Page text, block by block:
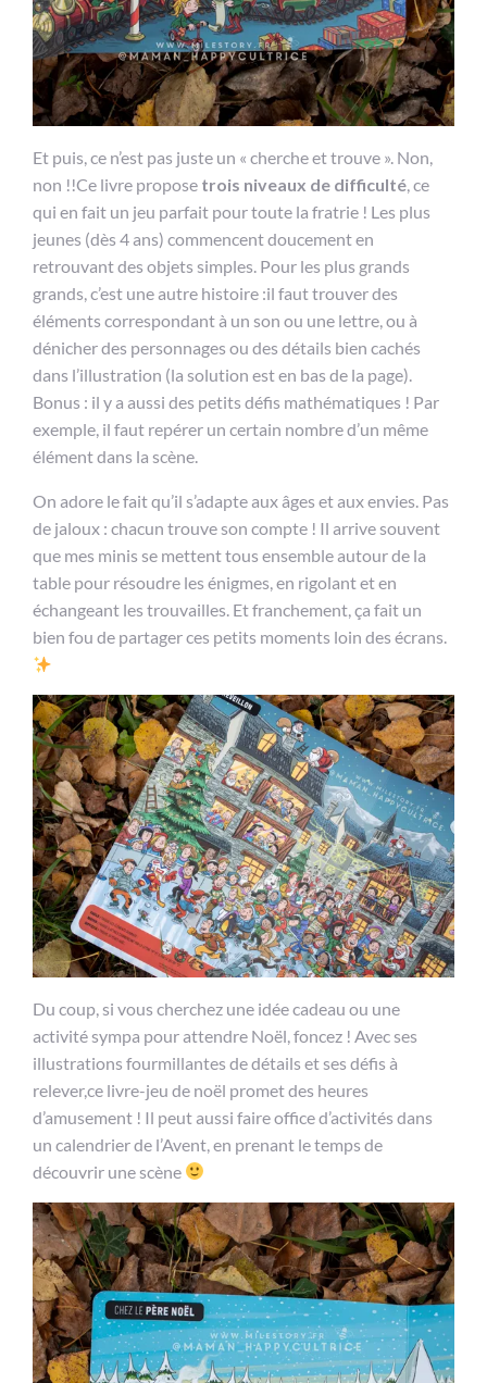
Et puis, ce n’est pas juste un « cherche et trouve ». Non,
non !!Ce livre propose trois niveaux de difficulté, ce
qui en fait un jeu parfait pour toute la fratrie ! Les plus
jeunes (dès 4 ans) commencent doucement en
retrouvant des objets simples. Pour les plus grands
grands, c’est une autre histoire :il faut trouver des
éléments correspondant à un son ou une lettre, ou à
dénicher des personnages ou des détails bien cachés
dans l’illustration (la solution est en bas de la page).
Bonus : il y a aussi des petits défis mathématiques ! Par
exemple, il faut repérer un certain nombre d’un même
élément dans la scène.
On adore le fait qu’il s’adapte aux âges et aux envies. Pas
de jaloux : chacun trouve son compte ! Il arrive souvent
que mes minis se mettent tous ensemble autour de la
table pour résoudre les énigmes, en rigolant et en
échangeant les trouvailles. Et franchement, ça fait un
bien fou de partager ces petits moments loin des écrans.
Du coup, si vous cherchez une idée cadeau ou une
activité sympa pour attendre Noël, foncez ! Avec ses
illustrations fourmillantes de détails et ses défis à
relever,ce livre-jeu de noël promet des heures
d’amusement ! Il peut aussi faire office d’activités dans
un calendrier de l’Avent, en prenant le temps de
découvrir une scène